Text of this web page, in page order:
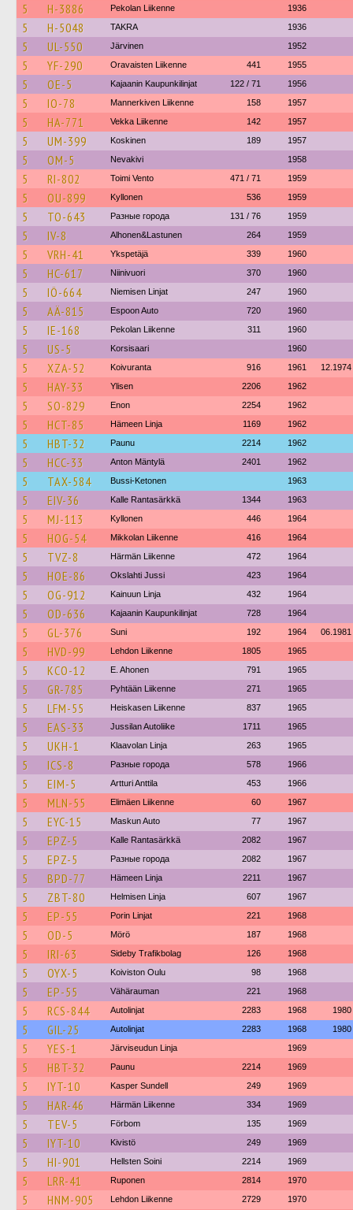
5 H-3886 Pekolan Liikenne 1936
5 H-5048 TAKRA 1936
5 UL-550 Järvinen 1952
5 YF-290 Oravaisten Liikenne 441 1955
5 OE-5 Kajaanin Kaupunkilinjat 122 / 71 1956
5 IO-78 Mannerkiven Liikenne 158 1957
5 HA-771 Vekka Liikenne 142 1957
5 UM-399 Koskinen 189 1957
5 OM-5 Nevakivi 1958
5 RI-802 Toimi Vento 471 / 71 1959
5 OU-899 Kyllonen 536 1959
5 TO-643 Разные города 131 / 76 1959
5 IV-8 Alhonen&Lastunen 264 1959
5 VRH-41 Ykspetäjä 339 1960
5 HC-617 Niinivuori 370 1960
5 IÖ-664 Niemisen Linjat 247 1960
5 AÄ-815 Espoon Auto 720 1960
5 IE-168 Pekolan Liikenne 311 1960
5 US-5 Korsisaari 1960
5 XZA-52 Koivuranta 916 1961 12.1974
5 HAY-33 Ylisen 2206 1962
5 SO-829 Enon 2254 1962
5 HCT-85 Hämeen Linja 1169 1962
5 HBT-32 Paunu 2214 1962
5 HCC-33 Anton Mäntylä 2401 1962
5 TAX-584 Bussi-Ketonen 1963
5 EIV-36 Kalle Rantasärkkä 1344 1963
5 MJ-113 Kyllonen 446 1964
5 HOG-54 Mikkolan Liikenne 416 1964
5 TVZ-8 Härmän Liikenne 472 1964
5 HOE-86 Okslahti Jussi 423 1964
5 OG-912 Kainuun Linja 432 1964
5 OD-636 Kajaanin Kaupunkilinjat 728 1964
5 GL-376 Suni 192 1964 06.1981
5 HVD-99 Lehdon Liikenne 1805 1965
5 KCO-12 E. Ahonen 791 1965
5 GR-785 Pyhtään Liikenne 271 1965
5 LFM-55 Heiskasen Liikenne 837 1965
5 EAS-33 Jussilan Autoliike 1711 1965
5 UKH-1 Klaavolan Linja 263 1965
5 ICS-8 Разные города 578 1966
5 EIM-5 Artturi Anttila 453 1966
5 MLN-55 Elimäen Liikenne 60 1967
5 EYC-15 Maskun Auto 77 1967
5 EPZ-5 Kalle Rantasärkkä 2082 1967
5 EPZ-5 Разные города 2082 1967
5 BPD-77 Hämeen Linja 2211 1967
5 ZBT-80 Helmisen Linja 607 1967
5 EP-55 Porin Linjat 221 1968
5 OD-5 Mörö 187 1968
5 IRI-63 Sideby Trafikbolag 126 1968
5 OYX-5 Koiviston Oulu 98 1968
5 EP-55 Vähärauman 221 1968
5 RCS-844 Autolinjat 2283 1968 1980
5 GIL-25 Autolinjat 2283 1968 1980
5 YES-1 Järviseudun Linja 1969
5 HBT-32 Paunu 2214 1969
5 IYT-10 Kasper Sundell 249 1969
5 HAR-46 Härmän Liikenne 334 1969
5 TEV-5 Förbom 135 1969
5 IYT-10 Kivistö 249 1969
5 HI-901 Hellsten Soini 2214 1969
5 LRR-41 Ruponen 2814 1970
5 HNM-905 Lehdon Liikenne 2729 1970